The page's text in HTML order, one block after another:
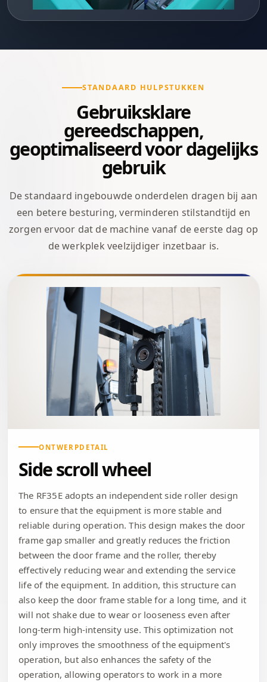
STANDAARD HULPSTUKKEN
Gebruiksklare
gereedschappen,
geoptimaliseerd voor dagelijks
gebruik
De standaard ingebouwde onderdelen dragen bij aan
een betere besturing, verminderen stilstandtijd en
zorgen ervoor dat de machine vanaf de eerste dag op
de werkplek veelzijdiger inzetbaar is.
ONTWERPDETAIL
Side scroll wheel
The RF35E adopts an independent side roller design
to ensure that the equipment is more stable and
reliable during operation. This design makes the door
frame gap smaller and greatly reduces the friction
between the door frame and the roller, thereby
effectively reducing wear and extending the service
life of the equipment. In addition, this structure can
also keep the door frame stable for a long time, and it
will not shake due to wear or looseness even after
long-term high-intensity use. This optimization not
only improves the smoothness of the equipment's
operation, but also enhances the safety of the
operation, allowing operators to work in a more